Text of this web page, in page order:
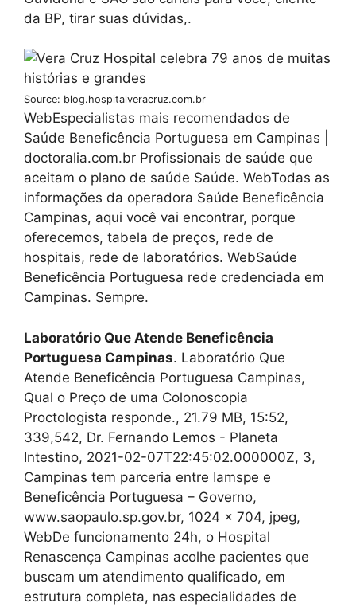
da BP, tirar suas dúvidas,.
Source: blog.hospitalveracruz.com.br
WebEspecialistas mais recomendados de
Saúde Beneficência Portuguesa em Campinas |
doctoralia.com.br Profissionais de saúde que
aceitam o plano de saúde Saúde. WebTodas as
informações da operadora Saúde Beneficência
Campinas, aqui você vai encontrar, porque
oferecemos, tabela de preços, rede de
hospitais, rede de laboratórios. WebSaúde
Beneficência Portuguesa rede credenciada em
Campinas. Sempre.
Laboratório Que Atende Beneficência
Portuguesa Campinas. Laboratório Que
Atende Beneficência Portuguesa Campinas,
Qual o Preço de uma Colonoscopia
Proctologista responde., 21.79 MB, 15:52,
339,542, Dr. Fernando Lemos - Planeta
Intestino, 2021-02-07T22:45:02.000000Z, 3,
Campinas tem parceria entre Iamspe e
Beneficência Portuguesa – Governo,
www.saopaulo.sp.gov.br, 1024 x 704, jpeg,
WebDe funcionamento 24h, o Hospital
Renascença Campinas acolhe pacientes que
buscam um atendimento qualificado, em
estrutura completa, nas especialidades de